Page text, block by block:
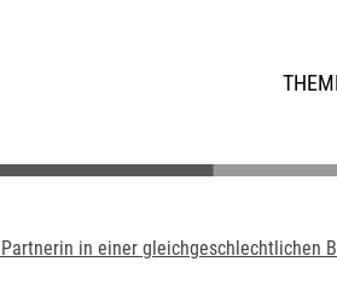
in einer gleichgeschlechtlichen